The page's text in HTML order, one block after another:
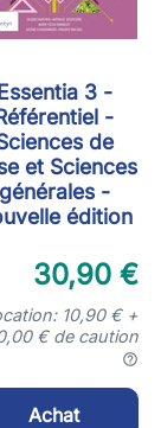
3 -
-
de
et Sciences
générales -
édition
30,90 €
10,90 € +
€ de caution
help_outline
Achat